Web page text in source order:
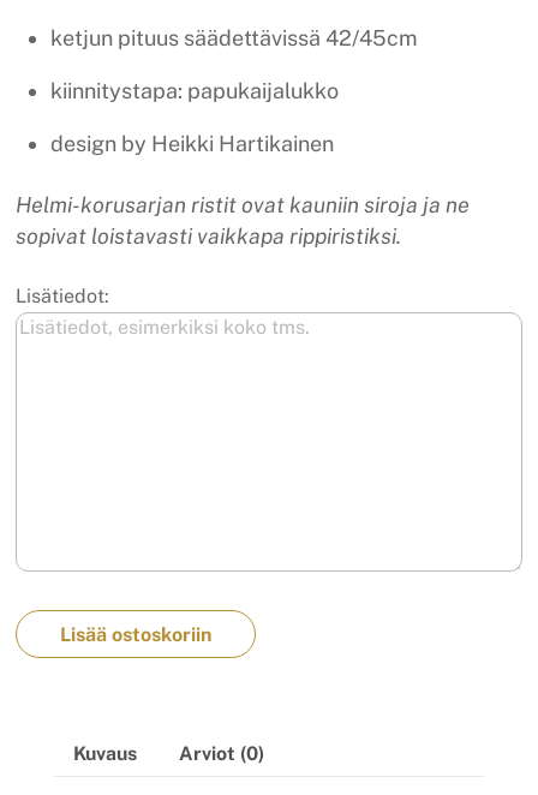
ketjun pituus säädettävissä 42/45cm
kiinnitystapa: papukaijalukko
design by Heikki Hartikainen
Helmi-korusarjan ristit ovat kauniin siroja ja ne
sopivat loistavasti vaikkapa rippiristiksi.
Lisätiedot:
Lisää ostoskoriin
Kuvaus Arviot (0)